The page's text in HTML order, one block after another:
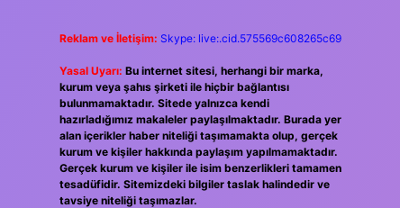
Reklam ve İletişim: Skype: live:.cid.575569c608265c69
Yasal Uyarı: Bu internet sitesi, herhangi bir marka,
kurum veya şahıs şirketi ile hiçbir bağlantısı
bulunmamaktadır. Sitede yalnızca kendi
hazırladığımız makaleler paylaşılmaktadır. Burada yer
alan içerikler haber niteliği taşımamakta olup, gerçek
kurum ve kişiler hakkında paylaşım yapılmamaktadır.
Gerçek kurum ve kişiler ile isim benzerlikleri tamamen
tesadüfidir. Sitemizdeki bilgiler taslak halindedir ve
tavsiye niteliği taşımazlar.